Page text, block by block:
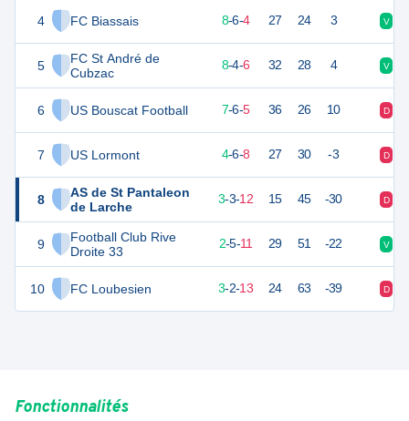
4 FC Biassais
5
FC St André de
Cubzac
6 US Bouscat Football
7 US Lormont
8
AS de St Pantaleon
de Larche
9
Football Club Rive
Droite 33
10 FC Loubesien
8-6-4 27 24 3 V
8-4-6 32 28 4 V
25 7-6-5 36 26 10 D
4-6-8 27 30 -3 D
12 3-3-12 15 45 -30 D
11 2-5-11 29 51 -22 V
3-2-13 24 63 -39 D
Fonctionnalités